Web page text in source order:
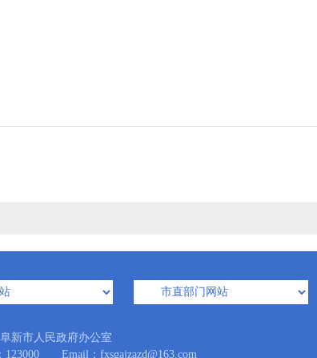
新市人民政府办公室
Email：fxsgajzazd@163.com